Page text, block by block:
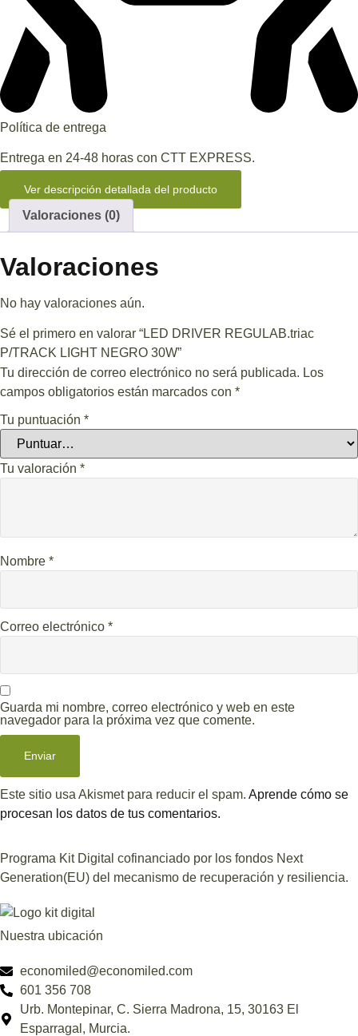
Política de entrega
Entrega en 24-48 horas con CTT EXPRESS.
Ver descripción detallada del producto
Valoraciones (0)
Valoraciones
No hay valoraciones aún.
Sé el primero en valorar “LED DRIVER REGULAB.triac
P/TRACK LIGHT NEGRO 30W”
Tu dirección de correo electrónico no será publicada. Los
campos obligatorios están marcados con *
Tu puntuación *
Tu valoración *
Nombre *
Correo electrónico *
Guarda mi nombre, correo electrónico y web en este
navegador para la próxima vez que comente.
Este sitio usa Akismet para reducir el spam. Aprende cómo se
procesan los datos de tus comentarios.
Programa Kit Digital cofinanciado por los fondos Next
Generation(EU) del mecanismo de recuperación y resiliencia.
Nuestra ubicación
economiled@economiled.com
601 356 708
Urb. Montepinar, C. Sierra Madrona, 15, 30163 El
Esparragal, Murcia.